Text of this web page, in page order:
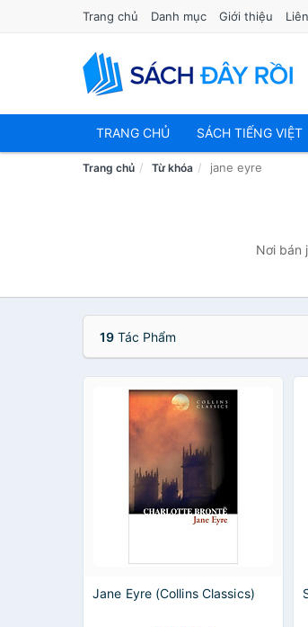
Trang chủ Danh mục Giới thiệu
TRANG CHỦ SÁCH TIẾNG VIỆT
Trang chủ Từ khóa jane eyre
Nơi bán
19 Tác Phẩm
Jane Eyre (Collins Classics)